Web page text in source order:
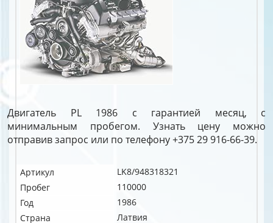
Двигатель PL 1986 с гарантией месяц, с
минимальным пробегом. Узнать цену можно
отправив запрос или по телефону +375 29 916-66-39.
Артикул
LK8/948318321
Пробег
110000
Год
1986
Страна
Латвия